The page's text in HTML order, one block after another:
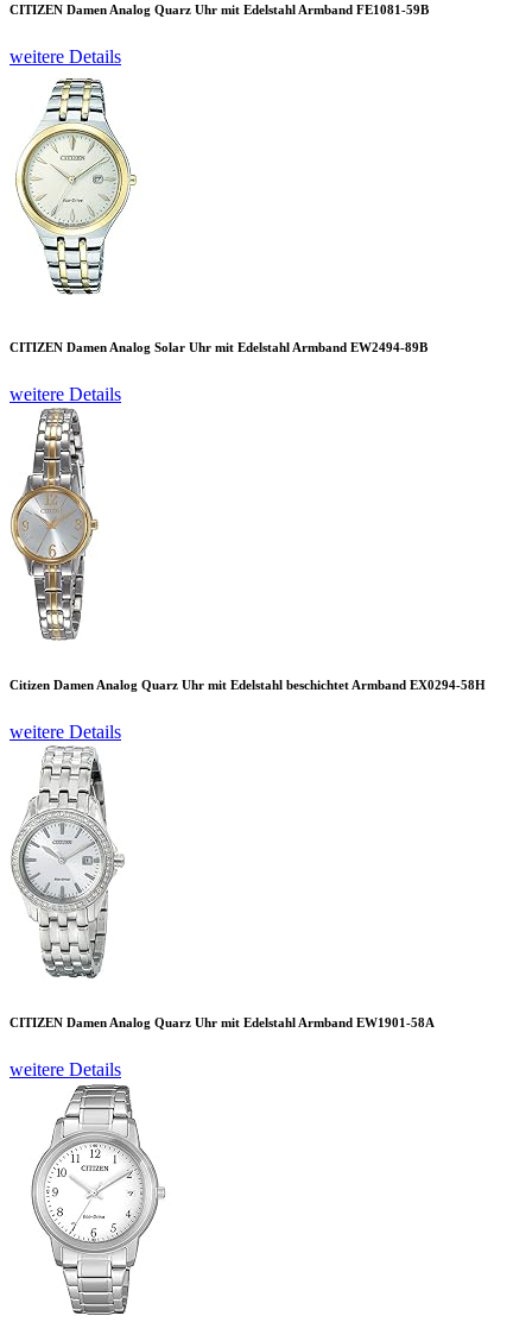
CITIZEN Damen Analog Quarz Uhr mit Edelstahl Armband FE1081-59B
weitere Details
CITIZEN Damen Analog Solar Uhr mit Edelstahl Armband EW2494-89B
weitere Details
Citizen Damen Analog Quarz Uhr mit Edelstahl beschichtet Armband EX0294-58H
weitere Details
CITIZEN Damen Analog Quarz Uhr mit Edelstahl Armband EW1901-58A
weitere Details